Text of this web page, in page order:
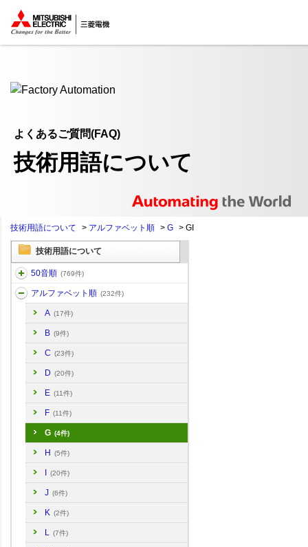
ここから本文
よくあるご質問(FAQ)
技術用語について
技術用語について > アルファベット順 > G > GI
技術用語について
50音順 (769件)
アルファベット順 (232件)
A (17件)
B (9件)
C (23件)
D (20件)
E (11件)
F (11件)
G (4件)
H (5件)
(20件)
J (6件)
K (2件)
L (7件)